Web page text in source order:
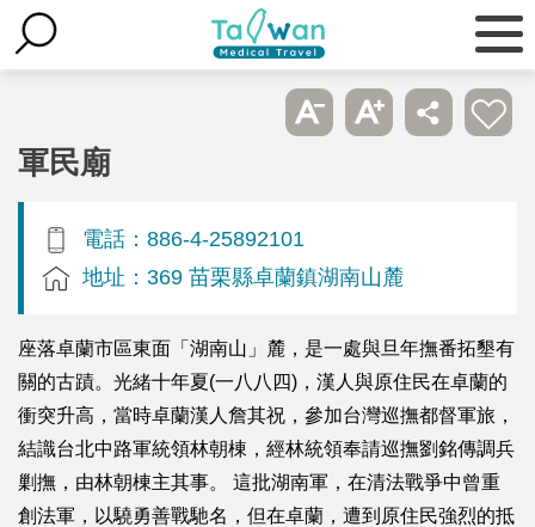
軍民廟
電話：886-4-25892101
地址：369 苗栗縣卓蘭鎮湖南山麓
座落卓蘭市區東面「湖南山」麓，是一處與旦年撫番拓墾有
關的古蹟。光緒十年夏(一八八四)，漢人與原住民在卓蘭的
衝突升高，當時卓蘭漢人詹其祝，參加台灣巡撫都督軍旅，
結識台北中路軍統領林朝棟，經林統領奉請巡撫劉銘傳調兵
剿撫，由林朝棟主其事。 這批湖南軍，在清法戰爭中曾重
創法軍，以驍勇善戰馳名，但在卓蘭，遭到原住民強烈的抵